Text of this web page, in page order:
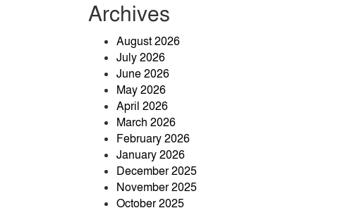
বৃক্ষরোপণ কর্মসূচি
অনুষ্ঠিত
সুবিধাবঞ্চিত এলাকায়
জন্মগ্রহণ করেও অদম্য
মনোবল, আত্মবিশ্বাস ও
নিরলস অধ্যবসায়ের মাধ্যমে অর্জন
করেছেন বিসিএস ক্যাডার হওয়ার গৌরব।
সুবিধাবঞ্চিত এলাকায়
জন্মগ্রহণ করেও অদম্য
মনোবল, আত্মবিশ্বাস ও
নিরলস অধ্যবসায়ের মাধ্যমে অর্জন
করেছেন বিসিএস ক্যাডার হওয়ার গৌরব।
Archives
August 2026
July 2026
June 2026
May 2026
April 2026
March 2026
February 2026
January 2026
December 2025
November 2025
October 2025